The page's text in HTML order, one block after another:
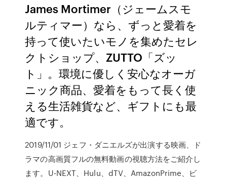
James Mortimer（ジェームスモ
ルティマー）なら、ずっと愛着を
持って使いたいモノを集めたセレ
クトショップ、ZUTTO「ズッ
ト」。環境に優しく安心なオーガ
ニック商品、愛着をもって長く使
える生活雑貨など、ギフトにも最
適です。
2019/11/01 ジェフ・ダニエルズが出演する映画、ド
ラマの高画質フルの無料動画の視聴方法をご紹介し
ます。U-NEXT、Hulu、dTV、AmazonPrime、ビ